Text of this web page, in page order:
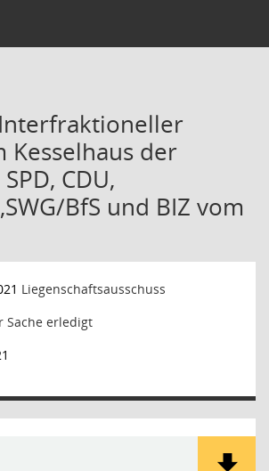
Kesselhaus der
CDU,
BfS und BIZ vom
Liegenschaftsausschuss
Sache erledigt